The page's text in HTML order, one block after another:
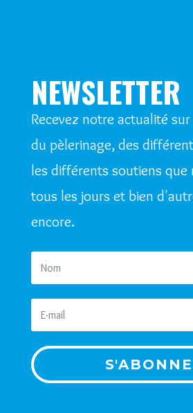
NEWSLETTER
Recevez notre actualité
du pèlerinage, des
les différents soutiens que
tous les jours et bien
encore.